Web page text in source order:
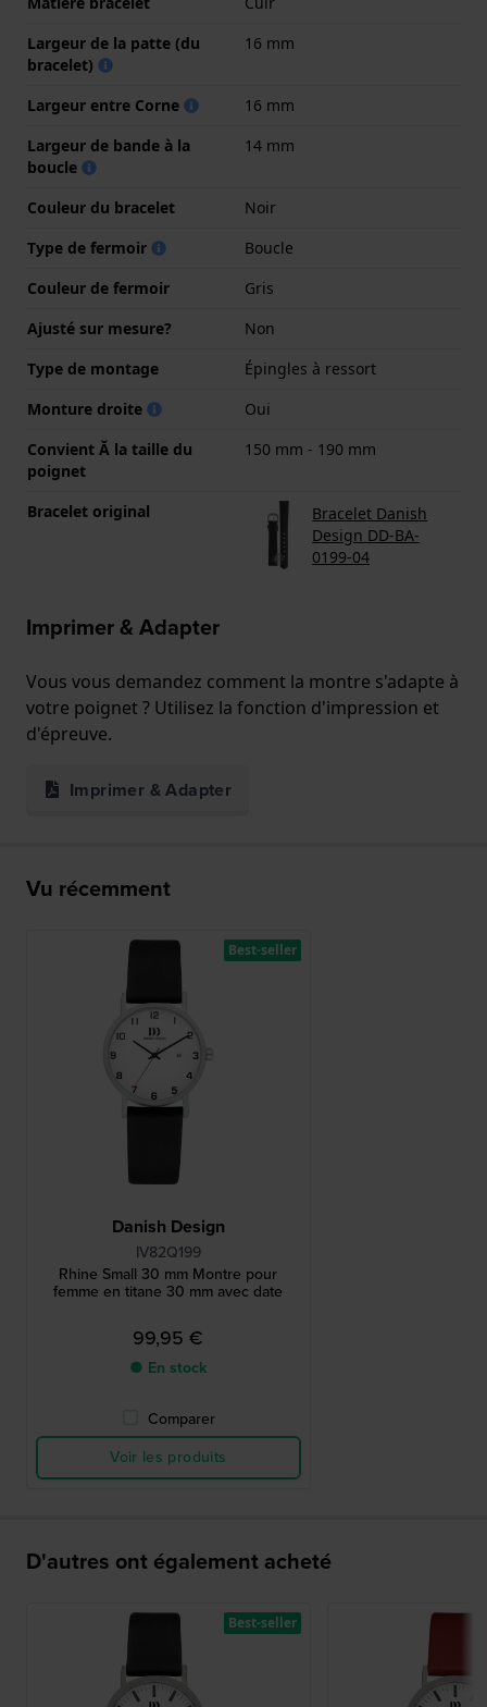
Largeur de la patte (du
bracelet)
16 mm
Largeur entre Corne
16 mm
Largeur de bande à la
boucle
14 mm
Couleur du bracelet
Noir
Type de fermoir
Boucle
Couleur de fermoir
Gris
Ajusté sur mesure?
Non
Type de montage
Épingles à ressort
Monture droite
Oui
Convient Ă la taille du
poignet
150 mm - 190 mm
Bracelet original
Bracelet Danish
Design DD-BA-
0199-04
Imprimer & Adapter
Vous vous demandez comment la montre s'adapte à
votre poignet ? Utilisez la fonction d'impression et
d'épreuve.
Imprimer & Adapter
Vu récemment
Danish Design
IV82Q199
Rhine Small 30 mm Montre pour
femme en titane 30 mm avec date
99,95 €
● En stock
Comparer
Voir les produits
Best-seller
D'autres ont également acheté
Best-seller